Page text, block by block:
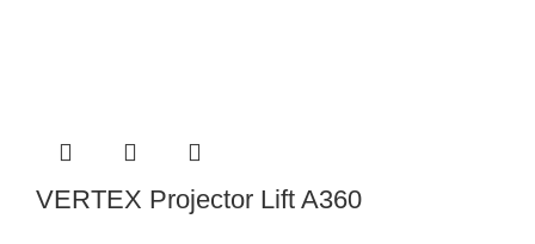
VERTEX Projector Lift A360